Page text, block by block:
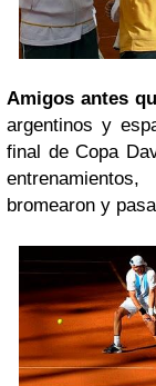
Amigos antes
argentinos y
final de Copa
bromearon y